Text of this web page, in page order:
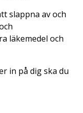
slappna av och
läkemedel och
in på dig ska du